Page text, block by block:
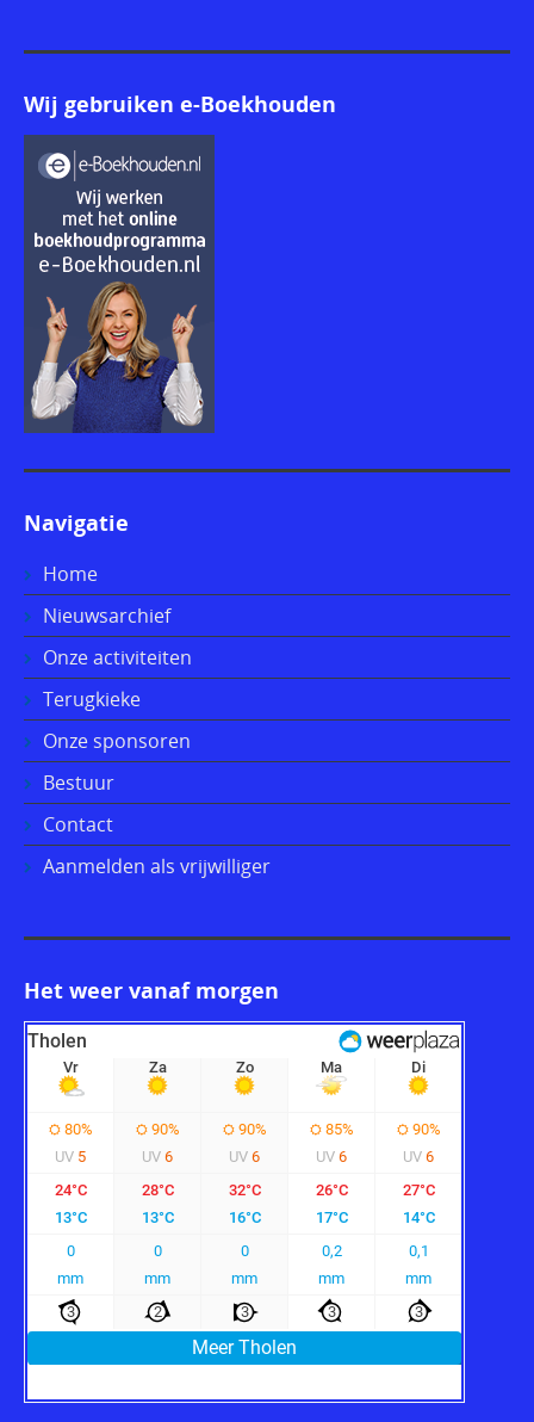
Wij gebruiken e-Boekhouden
Navigatie
Home
Nieuwsarchief
Onze activiteiten
Terugkieke
Onze sponsoren
Bestuur
Contact
Aanmelden als vrijwilliger
Het weer vanaf morgen